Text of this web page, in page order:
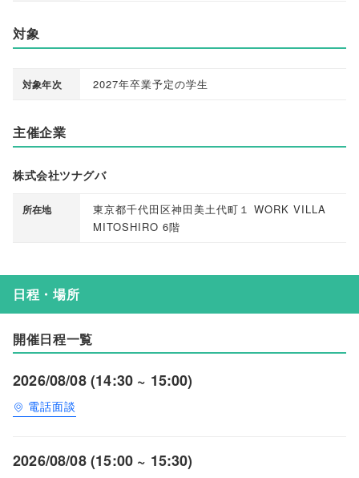
対象
対象年次 2027年卒業予定の学生
主催企業
株式会社ツナグバ
所在地
東京都千代田区神田美土代町１ WORK VILLA
MITOSHIRO 6階
日程・場所
開催日程一覧
2026/08/08 (14:30 ~ 15:00)
電話面談
2026/08/08 (15:00 ~ 15:30)